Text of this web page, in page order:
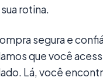
rotina.
segura e
que você
Lá, você